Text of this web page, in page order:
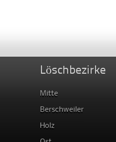
Löschbezirke
Mitte
Berschweiler
Holz